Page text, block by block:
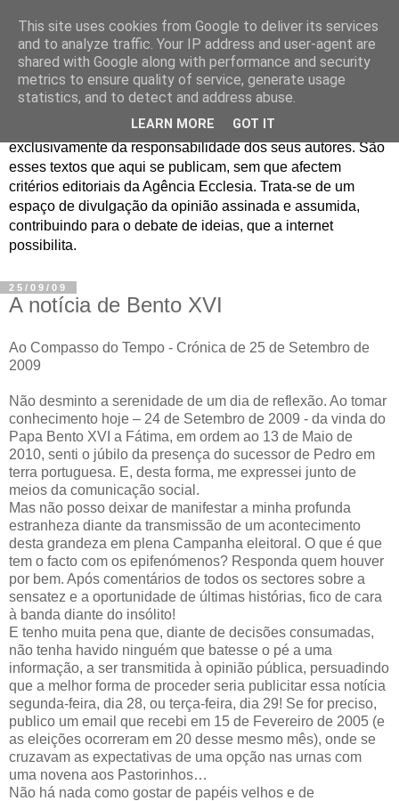
Jornal de Opinião
São muitos os textos enviados para a Agência Ecclesia com
pedido de publicação. De diferentes personalidades e
contextos sociais e eclesiais, o seu conteúdo é
exclusivamente da responsabilidade dos seus autores. São
esses textos que aqui se publicam, sem que afectem
critérios editoriais da Agência Ecclesia. Trata-se de um
espaço de divulgação da opinião assinada e assumida,
contribuindo para o debate de ideias, que a internet
possibilita.
25/09/09
A notícia de Bento XVI
Ao Compasso do Tempo - Crónica de 25 de Setembro de
2009
Não desminto a serenidade de um dia de reflexão. Ao tomar
conhecimento hoje – 24 de Setembro de 2009 - da vinda do
Papa Bento XVI a Fátima, em ordem ao 13 de Maio de
2010, senti o júbilo da presença do sucessor de Pedro em
terra portuguesa. E, desta forma, me expressei junto de
meios da comunicação social.
Mas não posso deixar de manifestar a minha profunda
estranheza diante da transmissão de um acontecimento
desta grandeza em plena Campanha eleitoral. O que é que
tem o facto com os epifenómenos? Responda quem houver
por bem. Após comentários de todos os sectores sobre a
sensatez e a oportunidade de últimas histórias, fico de cara
à banda diante do insólito!
E tenho muita pena que, diante de decisões consumadas,
não tenha havido ninguém que batesse o pé a uma
informação, a ser transmitida à opinião pública, persuadindo
que a melhor forma de proceder seria publicitar essa notícia
segunda-feira, dia 28, ou terça-feira, dia 29! Se for preciso,
publico um email que recebi em 15 de Fevereiro de 2005 (e
as eleições ocorreram em 20 desse mesmo mês), onde se
cruzavam as expectativas de uma opção nas urnas com
uma novena aos Pastorinhos…
Não há nada como gostar de papéis velhos e de
This site uses cookies from Google to deliver its services
and to analyze traffic. Your IP address and user-agent are
shared with Google along with performance and security
metrics to ensure quality of service, generate usage
statistics, and to detect and address abuse.
LEARN MORE GOT IT